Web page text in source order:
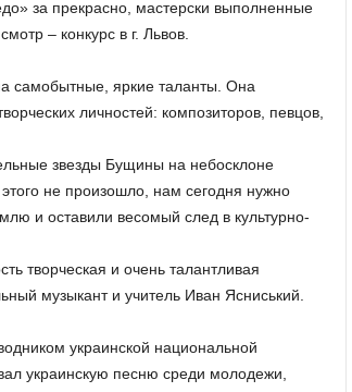
за прекрасно, мастерски выполненные
– конкурс в г. Львов.
самобытные, яркие таланты. Она
личностей: композиторов, певцов,
звезды Бущины на небосклоне
не произошло, нам сегодня нужно
и оставили весомый след в культурно-
творческая и очень талантливая
музыкант и учитель Иван Ясниський.
украинской национальной
украинскую песню среди молодежи,